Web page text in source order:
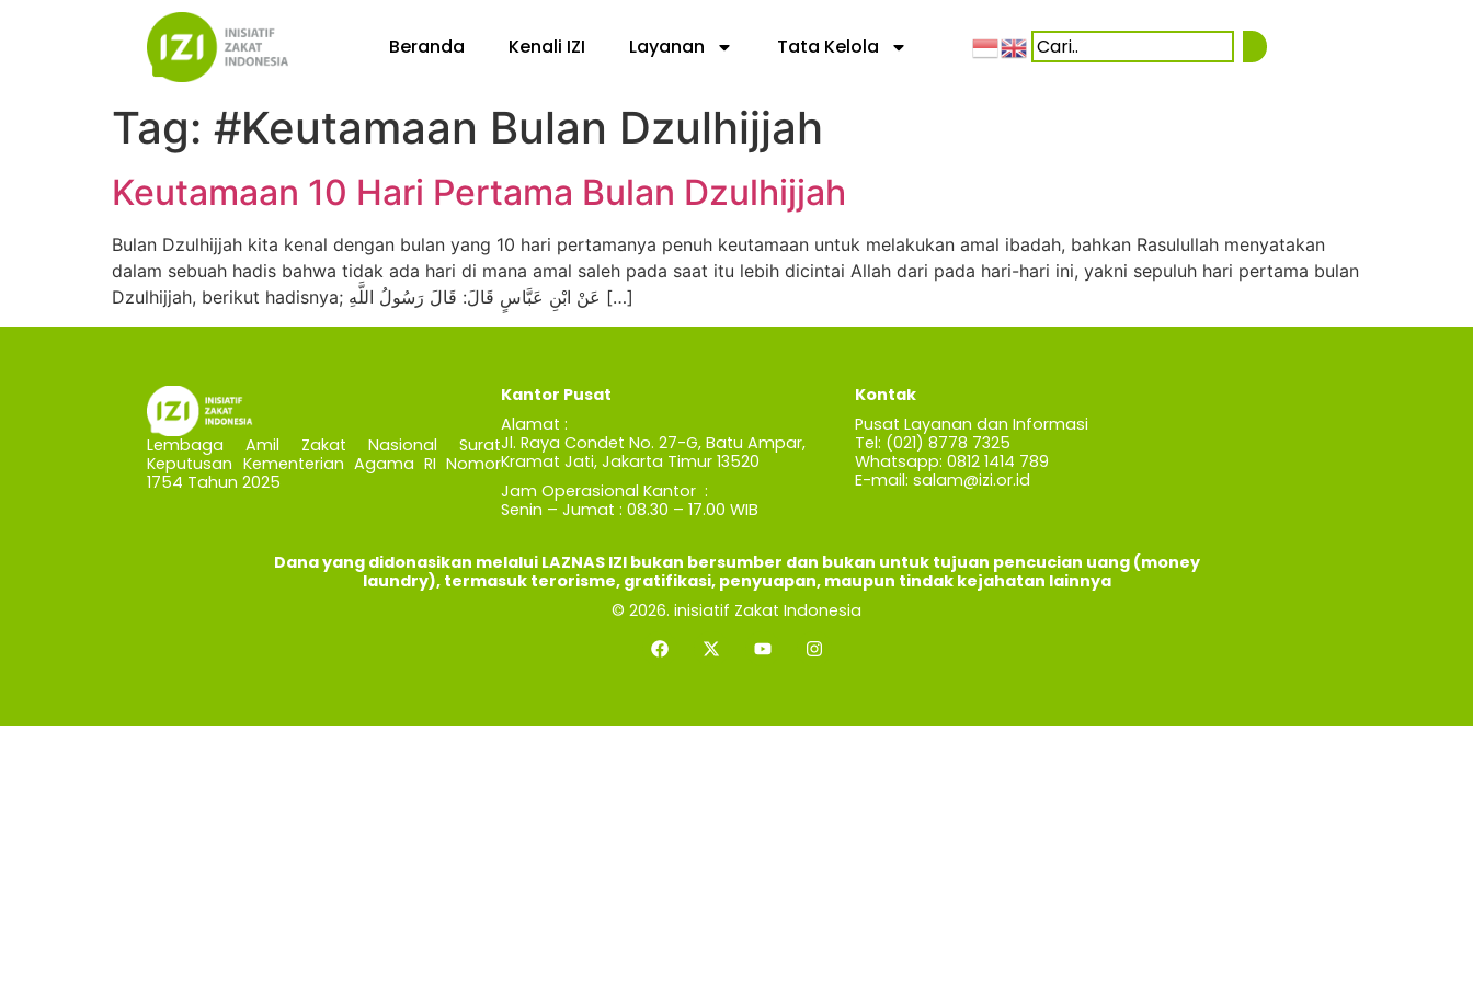
Beranda Kenali IZI Layanan Tata Kelola
Tag: #Keutamaan Bulan Dzulhijjah
Keutamaan 10 Hari Pertama Bulan Dzulhijjah
Bulan Dzulhijjah kita kenal dengan bulan yang 10 hari pertamanya penuh keutamaan untuk melakukan amal ibadah, bahkan Rasulullah menyatakan
dalam sebuah hadis bahwa tidak ada hari di mana amal saleh pada saat itu lebih dicintai Allah dari pada hari-hari ini, yakni sepuluh hari pertama bulan
Dzulhijjah, berikut hadisnya; عَنْ ابْنِ عَبَّاسٍ قَالَ: قَالَ رَسُولُ اللَّهِ […]
Lembaga Amil Zakat Nasional Surat
Keputusan Kementerian Agama RI Nomor
1754 Tahun 2025
Kantor Pusat
Alamat :
Jl. Raya Condet No. 27-G, Batu Ampar,
Kramat Jati, Jakarta Timur 13520
Jam Operasional Kantor :
Senin – Jumat : 08.30 – 17.00 WIB
Kontak
Pusat Layanan dan Informasi
Tel: (021) 8778 7325
Whatsapp: 0812 1414 789
E-mail: salam@izi.or.id
Dana yang didonasikan melalui LAZNAS IZI bukan bersumber dan bukan untuk tujuan pencucian uang (money
laundry), termasuk terorisme, gratifikasi, penyuapan, maupun tindak kejahatan lainnya
© 2026. inisiatif Zakat Indonesia